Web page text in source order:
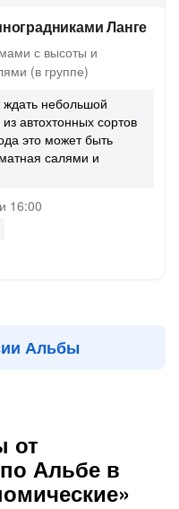
Ланге
с высоты и
(в группе)
небольшой
автохтонных сортов
это может быть
салями и
16:00
Альбы
от
Альбе в